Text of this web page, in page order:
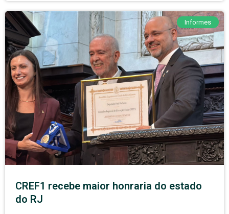
Informes
CREF1 recebe maior honraria do estado
do RJ